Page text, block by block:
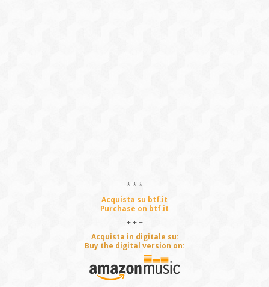
* * *
Acquista su btf.it
Purchase on btf.it
+ + +
Acquista in digitale su:
Buy the digital version on: